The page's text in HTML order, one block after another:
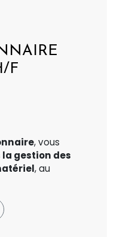
F
, vous
gestion des
, au